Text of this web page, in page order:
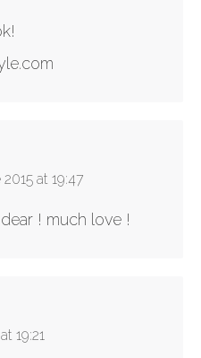
at 19:47
! much love !
19:21